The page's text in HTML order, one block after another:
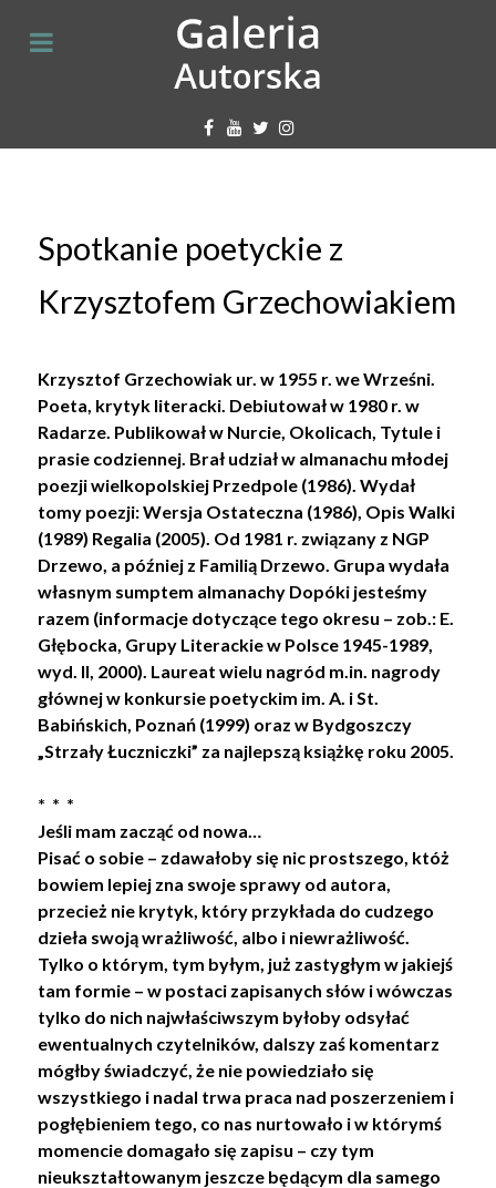
Spotkanie poetyckie z
Krzysztofem Grzechowiakiem
Krzysztof Grzechowiak ur. w 1955 r. we Wrześni.
Poeta, krytyk literacki. Debiutował w 1980 r. w
Radarze. Publikował w Nurcie, Okolicach, Tytule i
prasie codziennej. Brał udział w almanachu młodej
poezji wielkopolskiej Przedpole (1986). Wydał
tomy poezji: Wersja Ostateczna (1986), Opis Walki
(1989) Regalia (2005). Od 1981 r. związany z NGP
Drzewo, a później z Familią Drzewo. Grupa wydała
własnym sumptem almanachy Dopóki jesteśmy
razem (informacje dotyczące tego okresu – zob.: E.
Głębocka, Grupy Literackie w Polsce 1945-1989,
wyd. II, 2000). Laureat wielu nagród m.in. nagrody
głównej w konkursie poetyckim im. A. i St.
Babińskich, Poznań (1999) oraz w Bydgoszczy
„Strzały Łuczniczki” za najlepszą książkę roku 2005.
* * *
Jeśli mam zacząć od nowa…
Pisać o sobie – zdawałoby się nic prostszego, któż
bowiem lepiej zna swoje sprawy od autora,
przecież nie krytyk, który przykłada do cudzego
dzieła swoją wrażliwość, albo i niewrażliwość.
Tylko o którym, tym byłym, już zastygłym w jakiejś
tam formie – w postaci zapisanych słów i wówczas
tylko do nich najwłaściwszym byłoby odsyłać
ewentualnych czytelników, dalszy zaś komentarz
mógłby świadczyć, że nie powiedziało się
wszystkiego i nadal trwa praca nad poszerzeniem i
pogłębieniem tego, co nas nurtowało i w którymś
momencie domagało się zapisu – czy tym
nieukształtowanym jeszcze będącym dla samego